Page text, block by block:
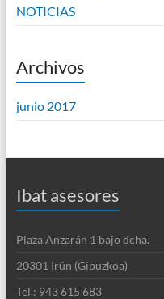
NOTICIAS
Archivos
junio 2017
Ibat asesores
Plaza Anzarán 1 bajo dcha.
20301 Irún (Gipuzkoa)
Tel.: 943 615 683